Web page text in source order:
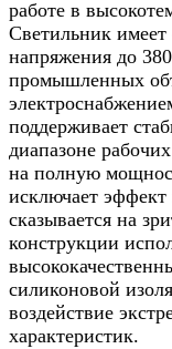
работе в
Светильник
напряжения до
промышленных
поддерживает
диапазоне
на полную
исключает
сказывается на
конструкции
силиконовой
воздействие
характеристик.